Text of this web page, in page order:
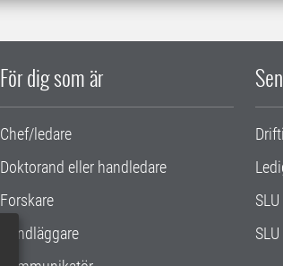
För dig som är
Chef/ledare
Doktorand eller handledare
Forskare
Handläggare